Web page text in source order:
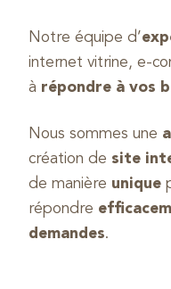
Notre équipe d’
internet vitrine, e-
à répondre à vos
Nous sommes une
création de site
de manière unique
répondre
demandes.